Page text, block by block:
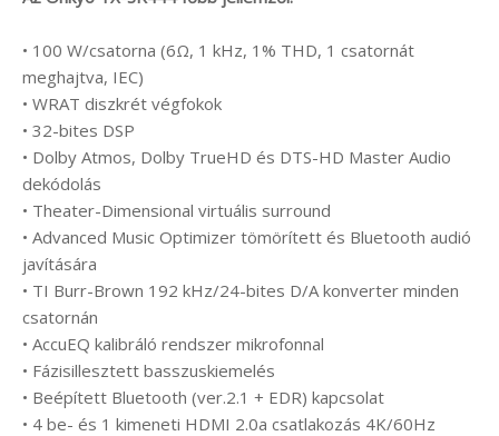
• 100 W/csatorna (6Ω, 1 kHz, 1% THD, 1 csatornát
meghajtva, IEC)
• WRAT diszkrét végfokok
• 32-bites DSP
• Dolby Atmos, Dolby TrueHD és DTS-HD Master Audio
dekódolás
• Theater-Dimensional virtuális surround
• Advanced Music Optimizer tömörített és Bluetooth audió
javítására
• TI Burr-Brown 192 kHz/24-bites D/A konverter minden
csatornán
• AccuEQ kalibráló rendszer mikrofonnal
• Fázisillesztett basszuskiemelés
• Beépített Bluetooth (ver.2.1 + EDR) kapcsolat
• 4 be- és 1 kimeneti HDMI 2.0a csatlakozás 4K/60Hz